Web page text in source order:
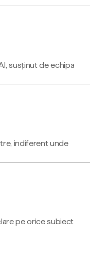
susținut de echipa
indiferent unde
pe orice subiect